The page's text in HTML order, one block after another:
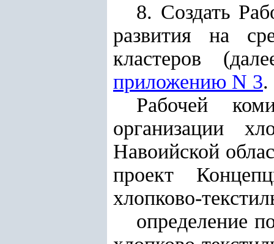
8. Создать
развития на
кластеров
приложению N 3.
Рабочей
организации
Навоийской
проект
хлопково-
определение